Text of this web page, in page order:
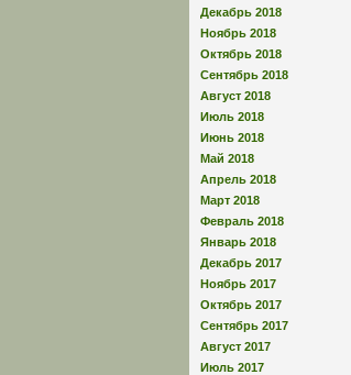
Декабрь 2018
Ноябрь 2018
Октябрь 2018
Сентябрь 2018
Август 2018
Июль 2018
Июнь 2018
Май 2018
Апрель 2018
Март 2018
Февраль 2018
Январь 2018
Декабрь 2017
Ноябрь 2017
Октябрь 2017
Сентябрь 2017
Август 2017
Июль 2017